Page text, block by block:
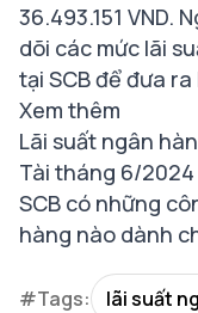
36.493.151 VND.
dõi các mức lãi
tại SCB để đưa
Xem thêm
Lãi suất ngân
Tài tháng 6/
SCB có những
hàng nào dành
#Tags: lãi suất